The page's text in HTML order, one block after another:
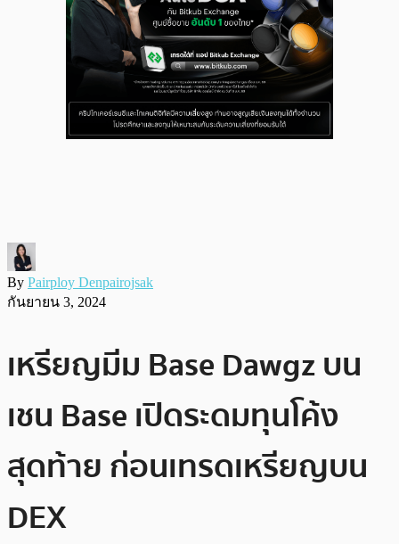
By Pairploy Denpairojsak
กันยายน 3, 2024
เหรียญมีม Base Dawgz บน
เชน Base เปิดระดมทุนโค้ง
สุดท้าย ก่อนเทรดเหรียญบน
DEX